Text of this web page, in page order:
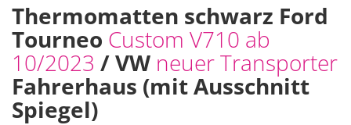
Thermomatten schwarz Ford
Tourneo Custom V710 ab
10/2023 / VW neuer Transporter
Fahrerhaus (mit Ausschnitt
Spiegel)